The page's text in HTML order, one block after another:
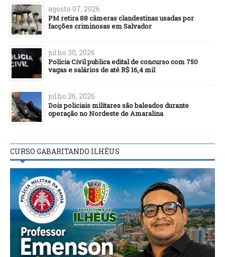
agosto 07, 2026
PM retira 88 câmeras clandestinas usadas por
facções criminosas em Salvador
julho 30, 2026
Polícia Civil publica edital de concurso com 750
vagas e salários de até R$ 16,4 mil
julho 26, 2026
Dois policiais militares são baleados durante
operação no Nordeste de Amaralina
CURSO GABARITANDO ILHÉUS